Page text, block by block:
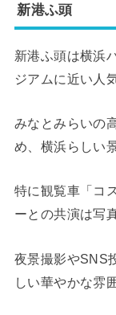
新港ふ頭
新港ふ頭は横浜
ジアムに近い人
みなとみらいの
め、横浜らしい
特に観覧車「コ
ーとの共演は写
夜景撮影やSNS
しい華やかな雰